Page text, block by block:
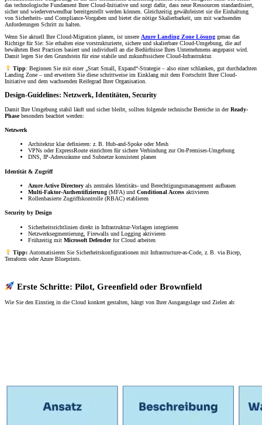
das technologische Fundament Ihrer Cloud-Initiative und sorgt dafür, dass neue Ressourcen standardisiert,
sicher und wiederverwendbar bereitgestellt werden können. Gleichzeitig gewährleistet sie die Einhaltung
von Sicherheits- und Compliance-Vorgaben und bietet die nötige Skalierbarkeit, um mit wachsenden
Anforderungen Schritt zu halten.
Wenn Sie aktuell Ihre Cloud-Migration planen, ist unsere Azure Landing Zone Lösung genau das
Richtige für Sie: Sie erhalten eine vorstrukturierte, sichere und skalierbare Cloud-Umgebung, die auf
bewährten Best Practices basiert und individuell an die Bedürfnisse Ihres Unternehmens angepasst wird.
Damit legen Sie den Grundstein für eine stabile und zukunftssichere Cloud-Infrastruktur.
Tipp: Beginnen Sie mit einer „Start Small, Expand“-Strategie – also einer schlanken, gut durchdachten
Landing Zone – und erweitern Sie diese schrittweise im Einklang mit dem Fortschritt Ihrer Cloud-
Initiative und dem wachsenden Reifegrad Ihrer Organisation.
Design-Guidelines: Netzwerk, Identitäten, Security
Damit Ihre Umgebung stabil läuft und sicher bleibt, sollten folgende technische Bereiche in derReady-
Phasebesonders beachtet werden:
Netzwerk
Architektur klar definieren: z. B. Hub-and-Spoke oder Mesh
VPNs oder ExpressRoute einrichten für sichere Verbindung zur On-Premises-Umgebung
DNS, IP-Adressräume und Subnetze konsistent planen
Identität & Zugriff
Azure Active Directory als zentrales Identitäts- und Berechtigungsmanagement aufbauen
Multi-Faktor-Authentifizierung (MFA) und Conditional Access aktivieren
Rollenbasierte Zugriffskontrolle (RBAC) etablieren
Security by Design
Sicherheitsrichtlinien direkt in Infrastruktur-Vorlagen integrieren
Netzwerksegmentierung, Firewalls und Logging aktivieren
Frühzeitig mit Microsoft Defenderfor Cloud arbeiten
Tipp: Automatisieren Sie Sicherheitskonfigurationen mit Infrastructure-as-Code, z. B. via Bicep,
Terraform oder Azure Blueprints.
Erste Schritte: Pilot, Greenfield oder Brownfield
Wie Sie den Einstieg in die Cloud konkret gestalten, hängt von Ihrer Ausgangslage und Zielen ab: